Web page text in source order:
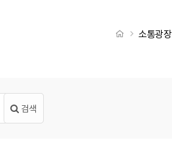
처음으로
소통광장
검색